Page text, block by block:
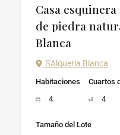
Casa
de piedra
Blanca
S'Alqueria Blanca
Habitaciones
4
Cuartos
4
Tamaño del Lote